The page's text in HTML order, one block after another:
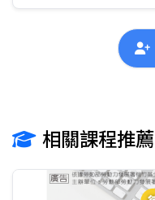
相關課程推薦